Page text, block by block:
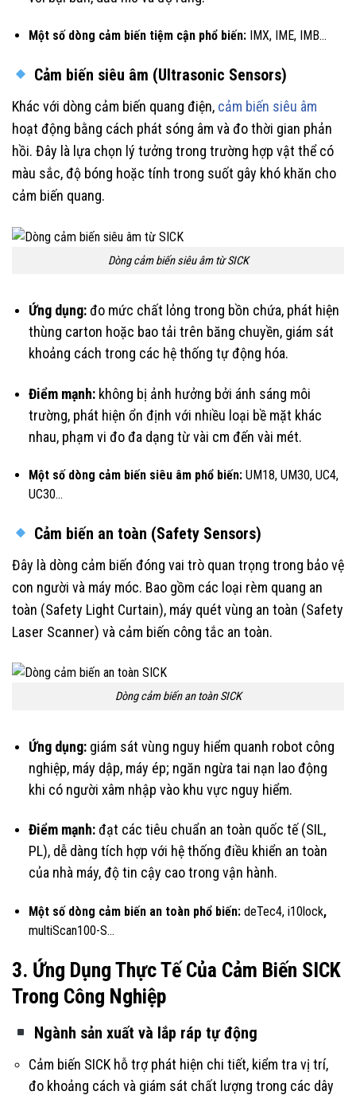
Một số dòng cảm biến tiệm cận phổ biến: IMX, IME, IMB…
Cảm biến siêu âm (Ultrasonic Sensors)
Khác với dòng cảm biến quang điện, cảm biến siêu âm
hoạt động bằng cách phát sóng âm và đo thời gian phản
hồi. Đây là lựa chọn lý tưởng trong trường hợp vật thể có
màu sắc, độ bóng hoặc tính trong suốt gây khó khăn cho
cảm biến quang.
Dòng cảm biến siêu âm từ SICK
Ứng dụng:đo mức chất lỏng trong bồn chứa, phát hiện
thùng carton hoặc bao tải trên băng chuyền, giám sát
khoảng cách trong các hệ thống tự động hóa.
Điểm mạnh:không bị ảnh hưởng bởi ánh sáng môi
trường, phát hiện ổn định với nhiều loại bề mặt khác
nhau, phạm vi đo đa dạng từ vài cm đến vài mét.
Một số dòng cảm biến siêu âm phổ biến: UM18, UM30, UC4,
UC30…
Cảm biến an toàn (Safety Sensors)
Đây là dòng cảm biến đóng vai trò quan trọng trong bảo vệ
con người và máy móc. Bao gồm các loại rèm quang an
toàn (Safety Light Curtain), máy quét vùng an toàn (Safety
Laser Scanner) và cảm biến công tắc an toàn.
Dòng cảm biến an toàn SICK
Ứng dụng:giám sát vùng nguy hiểm quanh robot công
nghiệp, máy dập, máy ép; ngăn ngừa tai nạn lao động
khi có người xâm nhập vào khu vực nguy hiểm.
Điểm mạnh:đạt các tiêu chuẩn an toàn quốc tế (SIL,
PL), dễ dàng tích hợp với hệ thống điều khiển an toàn
của nhà máy, độ tin cậy cao trong vận hành.
Một số dòng cảm biến an toàn phổ biến: deTec4, i10lock,
multiScan100-S…
3. Ứng Dụng Thực Tế Của Cảm Biến SICK
Trong Công Nghiệp
Ngành sản xuất và lắp ráp tự động
Cảm biến SICK hỗ trợ phát hiện chi tiết, kiểm tra vị trí,
đo khoảng cách và giám sát chất lượng trong các dây